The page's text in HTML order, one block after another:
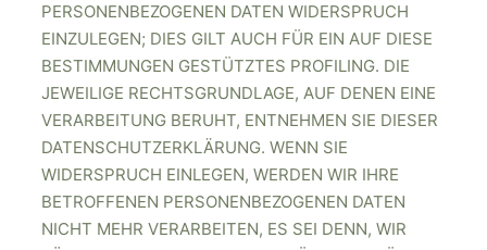
PERSONENBEZOGENEN DATEN WIDERSPRUCH
EINZULEGEN; DIES GILT AUCH FÜR EIN AUF DIESE
BESTIMMUNGEN GESTÜTZTES PROFILING. DIE
JEWEILIGE RECHTSGRUNDLAGE, AUF DENEN EINE
VERARBEITUNG BERUHT, ENTNEHMEN SIE DIESER
DATENSCHUTZERKLÄRUNG. WENN SIE
WIDERSPRUCH EINLEGEN, WERDEN WIR IHRE
BETROFFENEN PERSONENBEZOGENEN DATEN
NICHT MEHR VERARBEITEN, ES SEI DENN, WIR